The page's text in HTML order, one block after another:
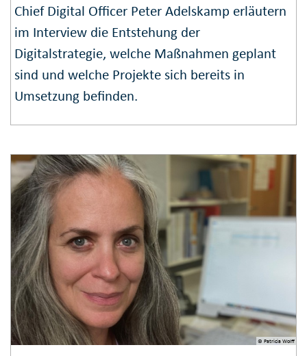
Chief Digital Officer Peter Adelskamp erläutern
im Interview die Entstehung der
Digitalstrategie, welche Maßnahmen geplant
sind und welche Projekte sich bereits in
Umsetzung befinden.
© Patricia Wolff